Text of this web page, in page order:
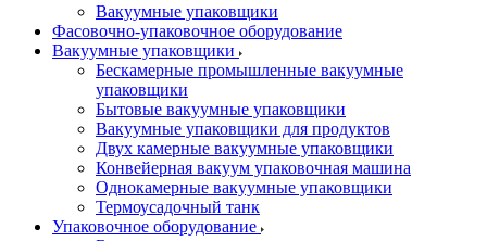
Вакуумные упаковщики
Фасовочно-упаковочное оборудование
Вакуумные упаковщики
Бескамерные промышленные вакуумные
упаковщики
Бытовые вакуумные упаковщики
Вакуумные упаковщики для продуктов
Двух камерные вакуумные упаковщики
Конвейерная вакуум упаковочная машина
Однокамерные вакуумные упаковщики
Термоусадочный танк
Упаковочное оборудование